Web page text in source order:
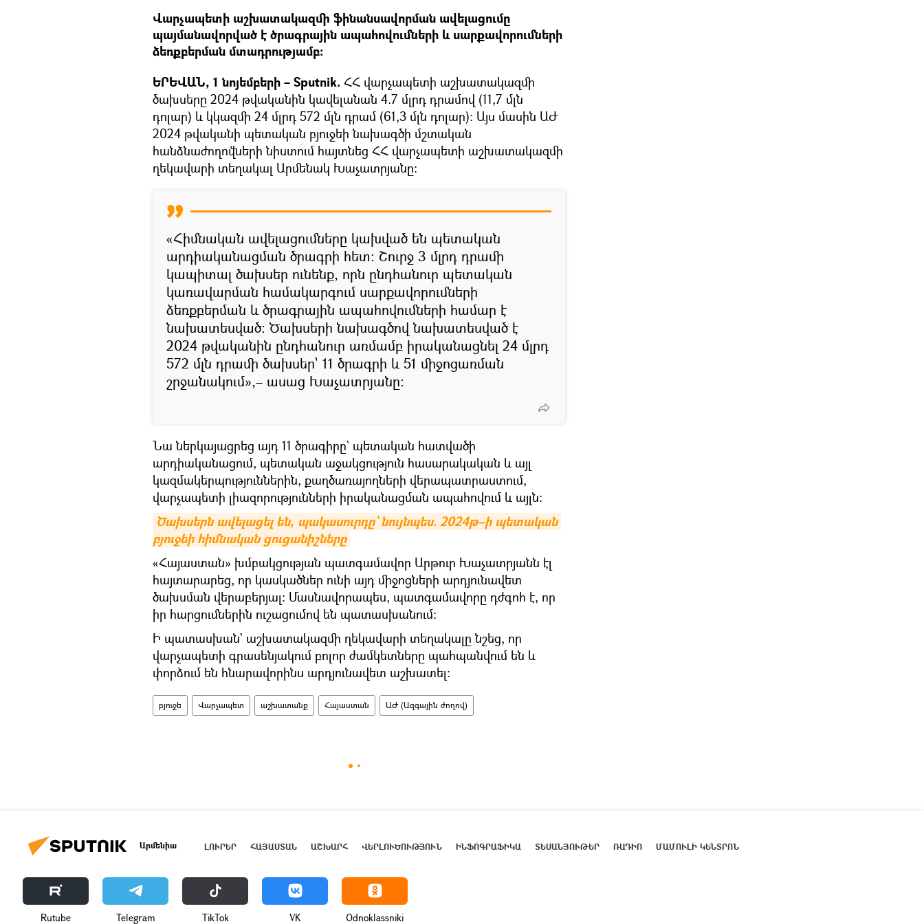
Վարչապետի աշխատակազմի ֆինանսավորման ավելացումը
պայմանավորված է ծրագրային ապահովումների և սարքավորումների
ձեռքբերման մտադրությամբ։
ԵՐԵՎԱՆ, 1 նոյեմբերի – Sputnik. ՀՀ վարչապետի աշխատակազմի
ծախսերը 2024 թվականին կավելանան 4.7 մլրդ դրամով (11,7 մլն
դոլար) և կկազմի 24 մլրդ 572 մլն դրամ (61,3 մլն դոլար)։ Այս մասին ԱԺ
2024 թվականի պետական բյուջեի նախագծի մշտական
հանձնաժողովների նիստում հայտնեց ՀՀ վարչապետի աշխատակազմի
ղեկավարի տեղակալ Արմենակ Խաչատրյանը։
«Հիմնական ավելացումները կախված են պետական
արդիականացման ծրագրի հետ։ Շուրջ 3 մլրդ դրամի
կապիտալ ծախսեր ունենք, որն ընդհանուր պետական
կառավարման համակարգում սարքավորումների
ձեռքբերման և ծրագրային ապահովումների համար է
նախատեսված։ Ծախսերի նախագծով նախատեսված է
2024 թվականին ընդհանուր առմամբ իրականացնել 24 մլրդ
572 մլն դրամի ծախսեր` 11 ծրագրի և 51 միջոցառման
շրջանակում»,– ասաց Խաչատրյանը։
Նա ներկայացրեց այդ 11 ծրագիրը` պետական հատվածի
արդիականացում, պետական աջակցություն հասարակական և այլ
կազմակերպություններին, քաղծառայողների վերապատրաստում,
վարչապետի լիազորությունների իրականացման ապահովում և այլն։
Ծախսերն ավելացել են, պակասուրդը` նույնպես. 2024թ–ի պետական
բյուջեի հիմնական ցուցանիշները
«Հայաստան» խմբակցության պատգամավոր Արթուր Խաչատրյանն էլ
հայտարարեց, որ կասկածներ ունի այդ միջոցների արդյունավետ
ծախսման վերաբերյալ: Մասնավորապես, պատգամավորը դժգոհ է, որ
իր հարցումներին ուշացումով են պատասխանում։
Ի պատասխան` աշխատակազմի ղեկավարի տեղակալը նշեց, որ
վարչապետի գրասենյակում բոլոր ժամկետները պահպանվում են և
փորձում են հնարավորինս արդյունավետ աշխատել:
բյուջե Վարչապետ աշխատանք Հայաստան ԱԺ (Ազգային ժողով)
Արմենիա ԼՈՒՐԵՐ ՀԱՅԱՍՏԱՆ ԱՇԽԱՐՀ ՎԵՐԼՈՒԾՈՒԹՅՈՒՆ ԻՆՖՈԳՐԱՖԻԿԱ ՏԵՍԱՆՅՈՒԹԵՐ ՌԱԴԻՈ ՄԱՄՈՒԼԻ ԿԵՆՏՐՈՆ
Rutube Telegram ТikТоk VK Odnoklassniki